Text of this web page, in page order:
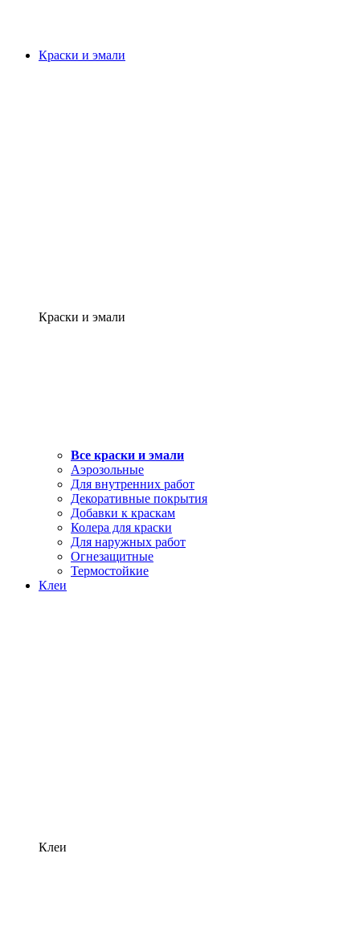
Краски и эмали
Краски и эмали
Все краски и эмали
Аэрозольные
Для внутренних работ
Декоративные покрытия
Добавки к краскам
Колера для краски
Для наружных работ
Огнезащитные
Термостойкие
Клеи
Клеи